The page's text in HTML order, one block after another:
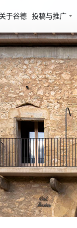
关于谷德 投稿与推广